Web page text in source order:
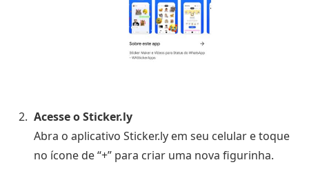
Acesse o Sticker.ly
Abra o aplicativo Sticker.ly em seu celular e toque
no ícone de “+” para criar uma nova figurinha.